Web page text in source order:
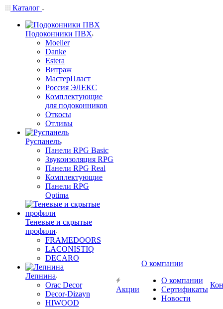
Каталог
Подоконники ПВХ
Moeller
Danke
Estera
Витраж
МастерПласт
Россия ЭЛЕКС
Комплектующие
для подоконников
Откосы
Отливы
Руспанель
Панели RPG Basic
Звукоизоляция RPG
Панели RPG Real
Комплектующие
Панели RPG
Optima
Теневые и скрытые
профили
FRAMEDOORS
LACONISTIQ
DECARO
Лепнина
Orac Decor
Decor-Dizayn
HIWOOD
Акции
О компании
О компании
Сертификаты
Новости